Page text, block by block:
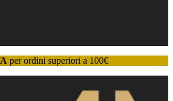
per ordini superiori a 100€